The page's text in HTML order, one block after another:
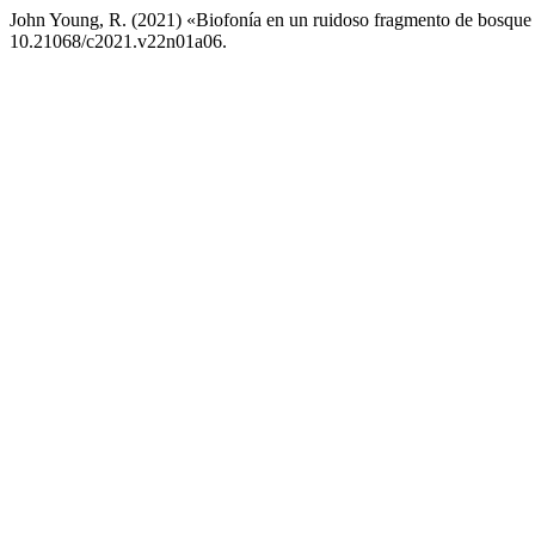
John Young, R. (2021) «Biofonía en un ruidoso fragmento de
10.21068/c2021.v22n01a06.